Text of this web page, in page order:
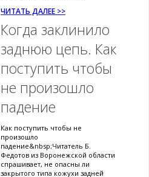
ЧИТАТЬ ДАЛЕЕ >>
Когда заклинило
заднюю цепь. Как
поступить чтобы
не произошло
падение
Как поступить чтобы не
произошло
падение&nbsp;Читатель Б.
Федотов из Воронежской области
спрашивает, не опасны ли
закрытого типа кожухи задней